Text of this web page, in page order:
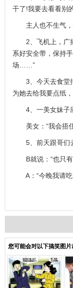
干了!我要去看看别
主人也不生气，
2、飞机上，广播
系好安全带，保持
场……”
3、今天去食堂排
为她去给我要点纸
4、一美女妹子应
美女：“我会捂
5、前天跟哥们去
B就说：“也只有
A：“今晚我请吃
您可能会对以下搞笑图片